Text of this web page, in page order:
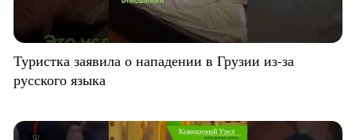
Туристка заявила о нападении в Грузии из-за
русского языка